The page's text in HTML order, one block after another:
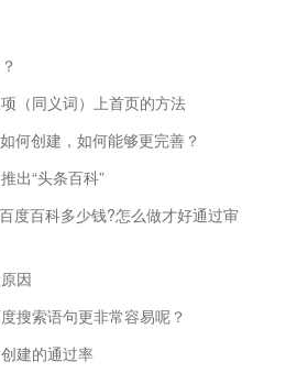
（同义词）上首页的方法
何创建，如何能够更完善？
出“头条百科”
度百科多少钱?怎么做才好通过审
因
搜索语句更非常容易呢？
建的通过率